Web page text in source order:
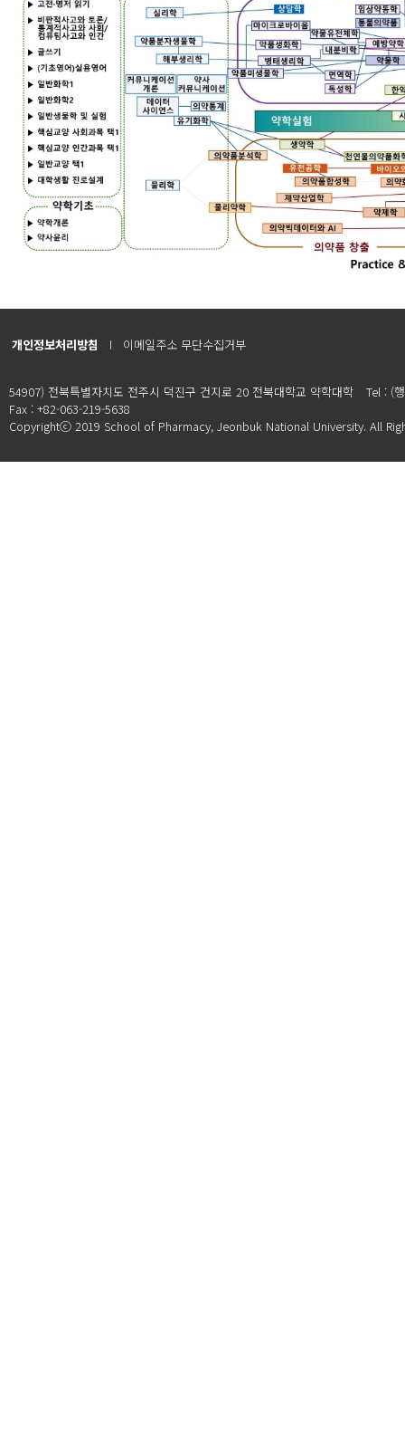
개인정보처리방침 이메일주소 무단수집거부
54907) 전북특별자치도 전주시 덕진구 건지로 20 전북대학교 약학대학
Tel : (
Fax : +82-063-219-5638
Copyrightⓒ 2019 School of Pharmacy, Jeonbuk National University. All